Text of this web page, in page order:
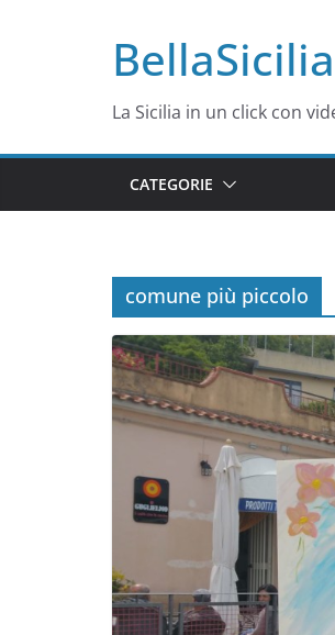
La Sicilia in un click con
CATEGORIE
comune più piccolo